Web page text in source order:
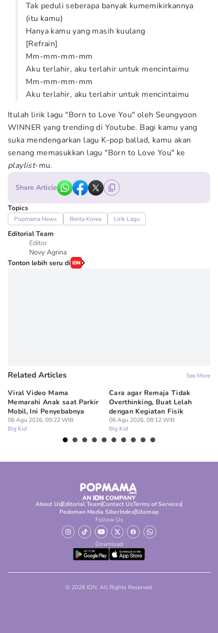
Tak peduli seberapa banyak kumemikirkannya
(itu kamu)
Hanya kamu yang masih kuulang
[Refrain]
Mm-mm-mm-mm
Aku terlahir, aku terlahir untuk mencintaimu
Mm-mm-mm-mm
Aku terlahir, aku terlahir untuk mencintaimu
Itulah lirik lagu "Born to Love You" oleh Seungyoon
WINNER yang trending di Youtube. Bagi kamu yang
suka mendengarkan lagu K-pop ballad, kamu akan
senang memasukkan lagu "Born to Love You" ke
playlist-mu.
Share Article
Topics
Popmama News Berita Korea Lirik Lagu
Editorial Team
Editor
Novy Agrina
Tonton lebih seru di
Related Articles See More
Viral Video Mama
Memarahi Anak saat Parkir
Mobil, Ini Penyebabnya
06 Agu 2026, 09:22 WIB
Big Kid
Cara agar Remaja Tidak
Overthinking, Buat Lelah
dengan Kegiatan Fisik
06 Agu 2026, 08:12 WIB
Big Kid
About UsEditorial TeamContact UsTerms of Services
Pedoman Media SiberIndexSitemap
Follow Us
Download
© 2026 IDN. All Rights Reserved.